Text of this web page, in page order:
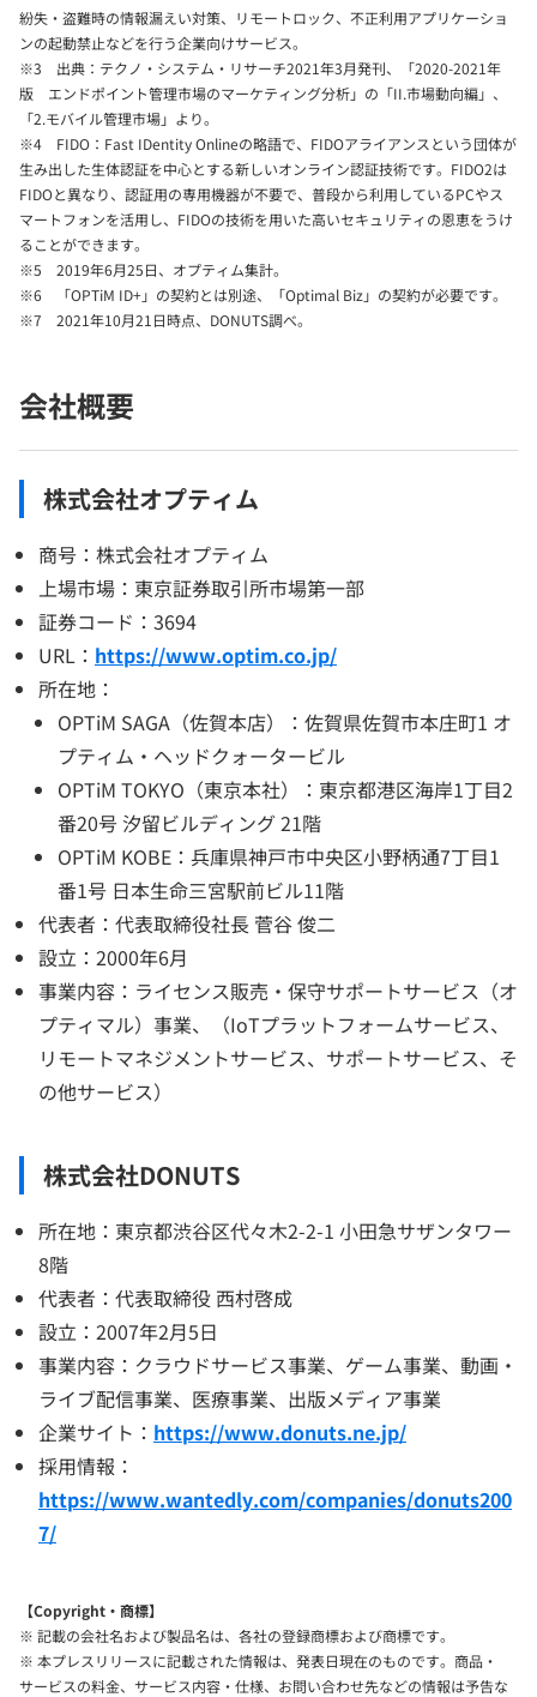
紛失・盗難時の情報漏えい対策、リモートロック、不正利用アプリケーショ
ンの起動禁止などを行う企業向けサービス。
※3 出典：テクノ・システム・リサーチ2021年3月発刊、「2020-2021年
版 エンドポイント管理市場のマーケティング分析」の「II.市場動向編」、
「2.モバイル管理市場」より。
※4 FIDO：Fast IDentity Onlineの略語で、FIDOアライアンスという団体が
生み出した生体認証を中心とする新しいオンライン認証技術です。FIDO2は
FIDOと異なり、認証用の専用機器が不要で、普段から利用しているPCやス
マートフォンを活用し、FIDOの技術を用いた高いセキュリティの恩恵をうけ
ることができます。
※5 2019年6月25日、オプティム集計。
※6 「OPTiM ID+」の契約とは別途、「Optimal Biz」の契約が必要です。
※7 2021年10月21日時点、DONUTS調べ。
会社概要
株式会社オプティム
商号：株式会社オプティム
上場市場：東京証券取引所市場第一部
証券コード：3694
URL： https://www.optim.co.jp/
所在地：
OPTiM SAGA（佐賀本店）：佐賀県佐賀市本庄町1 オ
プティム・ヘッドクォータービル
OPTiM TOKYO（東京本社）：東京都港区海岸1丁目2
番20号 汐留ビルディング 21階
OPTiM KOBE：兵庫県神戸市中央区小野柄通7丁目1
番1号 日本生命三宮駅前ビル11階
代表者：代表取締役社長 菅谷 俊二
設立：2000年6月
事業内容：ライセンス販売・保守サポートサービス（オ
プティマル）事業、（IoTプラットフォームサービス、
リモートマネジメントサービス、サポートサービス、そ
の他サービス）
株式会社DONUTS
所在地：東京都渋谷区代々木2-2-1 小田急サザンタワー
8階
代表者：代表取締役 西村啓成
設立：2007年2月5日
事業内容：クラウドサービス事業、ゲーム事業、動画・
ライブ配信事業、医療事業、出版メディア事業
企業サイト： https://www.donuts.ne.jp/
採用情報：
https://www.wantedly.com/companies/donuts200
7/
【Copyright・商標】
※ 記載の会社名および製品名は、各社の登録商標および商標です。
※ 本プレスリリースに記載された情報は、発表日現在のものです。商品・
サービスの料金、サービス内容・仕様、お問い合わせ先などの情報は予告な